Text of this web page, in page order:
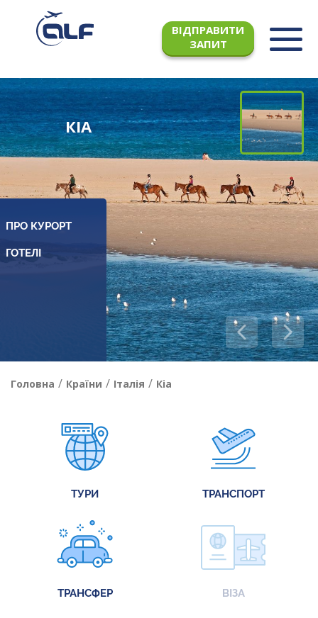
ВІДПРАВИТИ
ЗАПИТ
КІА
ПРО КУРОРТ
Головна / Країни / Італія / Кіа
ТУРИ ТРАНСПОРТ
ТРАНСФЕР ВІЗА